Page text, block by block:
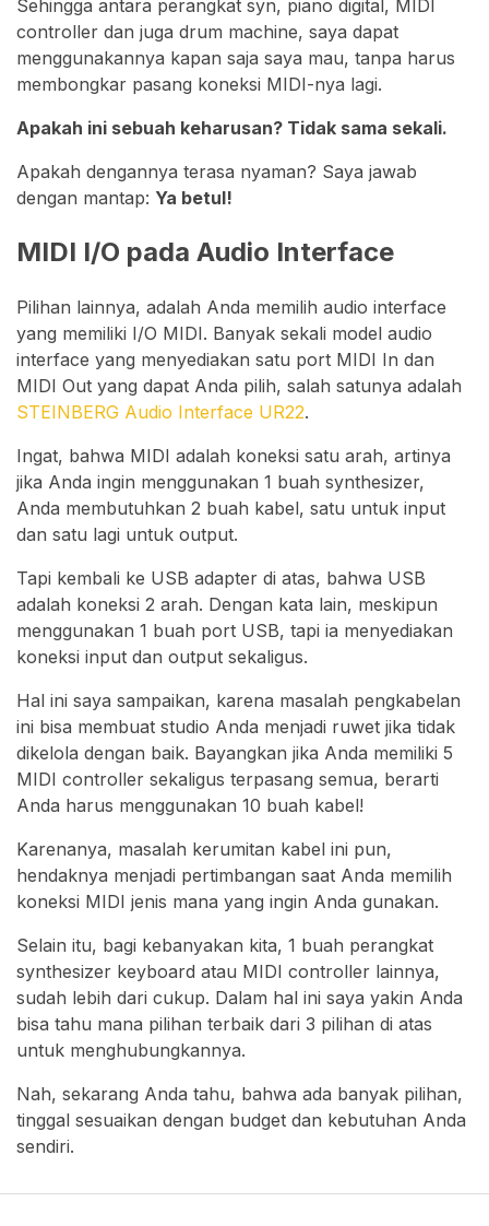
Sehingga antara perangkat syn, piano digital, MIDI
controller dan juga drum machine, saya dapat
menggunakannya kapan saja saya mau, tanpa harus
membongkar pasang koneksi MIDI-nya lagi.
Apakah ini sebuah keharusan? Tidak sama sekali.
Apakah dengannya terasa nyaman? Saya jawab
dengan mantap: Ya betul!
MIDI I/O pada Audio Interface
Pilihan lainnya, adalah Anda memilih audio interface
yang memiliki I/O MIDI. Banyak sekali model audio
interface yang menyediakan satu port MIDI In dan
MIDI Out yang dapat Anda pilih, salah satunya adalah
STEINBERG Audio Interface UR22.
Ingat, bahwa MIDI adalah koneksi satu arah, artinya
jika Anda ingin menggunakan 1 buah synthesizer,
Anda membutuhkan 2 buah kabel, satu untuk input
dan satu lagi untuk output.
Tapi kembali ke USB adapter di atas, bahwa USB
adalah koneksi 2 arah. Dengan kata lain, meskipun
menggunakan 1 buah port USB, tapi ia menyediakan
koneksi input dan output sekaligus.
Hal ini saya sampaikan, karena masalah pengkabelan
ini bisa membuat studio Anda menjadi ruwet jika tidak
dikelola dengan baik. Bayangkan jika Anda memiliki 5
MIDI controller sekaligus terpasang semua, berarti
Anda harus menggunakan 10 buah kabel!
Karenanya, masalah kerumitan kabel ini pun,
hendaknya menjadi pertimbangan saat Anda memilih
koneksi MIDI jenis mana yang ingin Anda gunakan.
Selain itu, bagi kebanyakan kita, 1 buah perangkat
synthesizer keyboard atau MIDI controller lainnya,
sudah lebih dari cukup. Dalam hal ini saya yakin Anda
bisa tahu mana pilihan terbaik dari 3 pilihan di atas
untuk menghubungkannya.
Nah, sekarang Anda tahu, bahwa ada banyak pilihan,
tinggal sesuaikan dengan budget dan kebutuhan Anda
sendiri.